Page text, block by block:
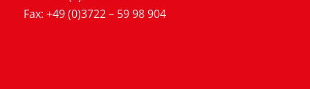
Fax: +49 (0)3722 – 59 98 904